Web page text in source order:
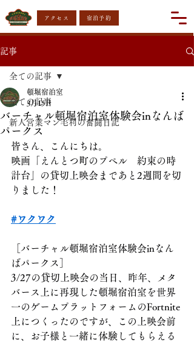
アクセス 宿泊予約
記事
全ての記事
新人営業マン毛利の奮闘日記
全ての記事
バーチャル頓堀宿泊室体験会inなんば
パークス
頓堀宿泊室
3月15日
皆さん、こんにちは。
映画「えんとつ町のプペル　約束の時
計台」の貸切上映会まであと2週間を切
りました！
#ワクワク
［バーチャル頓堀宿泊室体験会inなん
ばパークス］
3/27の貸切上映会の当日、昨年、メタ
バース上に再現した頓堀宿泊室を世界
一のゲームプラットフォームのFortnite
上につくったのですが、この上映会前
に、お子様と一緒に体験してもらえる